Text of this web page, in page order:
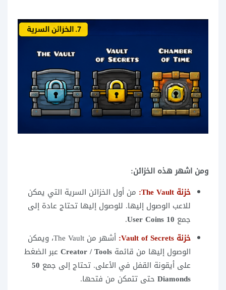
ومن اشهر هذه الخزائن:
خزنة The Vault:
من أول الخزائن السرية التي يمكن
للاعب الوصول إليها. للوصول إليها تحتاج عادة إلى
جمع 10 User Coins
.
خزنة Vault of Secrets:
أشهر من The Vault، ويمكن
الوصول إليها من قائمة Creator / Tools عبر الضغط
على أيقونة القفل في الأعلى. تحتاج إلى جمع 50
Diamonds حتى تتمكن من فتحها.